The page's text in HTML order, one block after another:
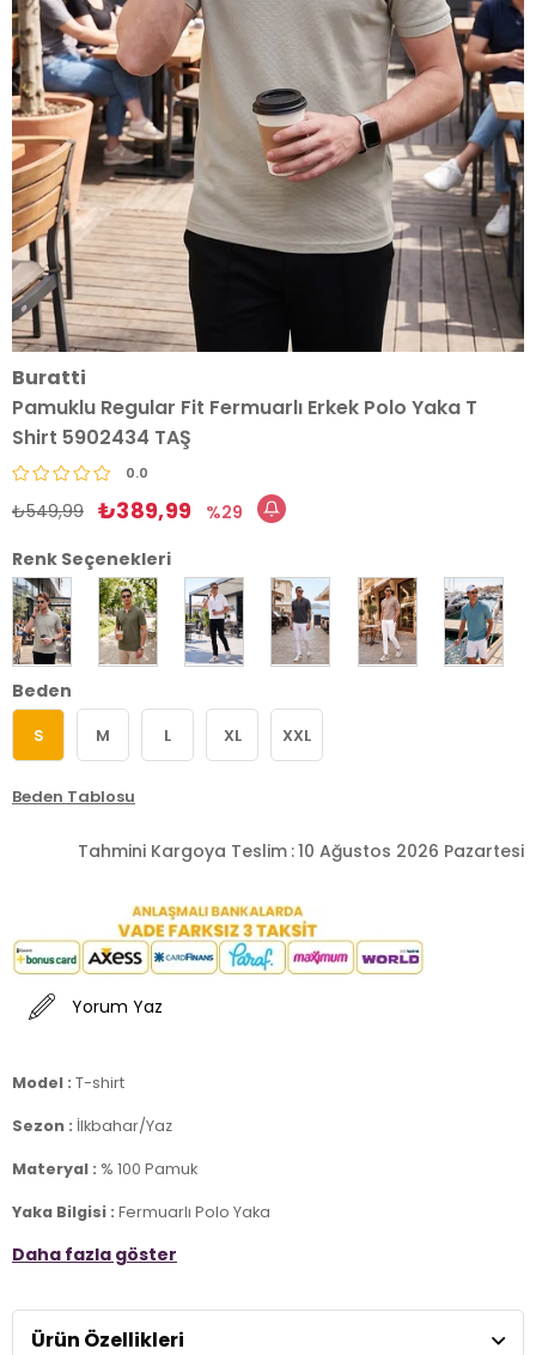
Buratti
Pamuklu Regular Fit Fermuarlı Erkek Polo Yaka T
Shirt 5902434 TAŞ
0.0
₺549,99 ₺389,99
29
Renk Seçenekleri
Beden
S M L XL XXL
Beden Tablosu
Tahmini Kargoya Teslim :10 Ağustos 2026 Pazartesi
Yorum Yaz
Model : T-shirt
Sezon : İlkbahar/Yaz
Materyal : % 100 Pamuk
Yaka Bilgisi : Fermuarlı Polo Yaka
Kol Bilgisi :Kısa Kol
Manken Ölçüsü :Boy 1.88 cm / Göğüs 99 cm / Bel 77 cm / Kalça
Daha fazla göster
Ürün Özellikleri